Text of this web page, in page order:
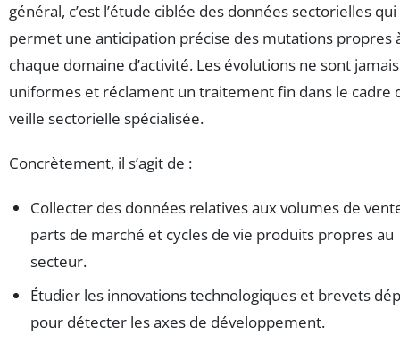
général, c’est l’étude ciblée des données sectorielles qui
permet une anticipation précise des mutations propres
chaque domaine d’activité. Les évolutions ne sont jamais
uniformes et réclament un traitement fin dans le cadre
veille sectorielle spécialisée.
Concrètement, il s’agit de :
Collecter des données relatives aux volumes de
parts de marché et cycles de vie produits propres au
secteur.
Étudier les innovations technologiques et brevets
pour détecter les axes de développement.